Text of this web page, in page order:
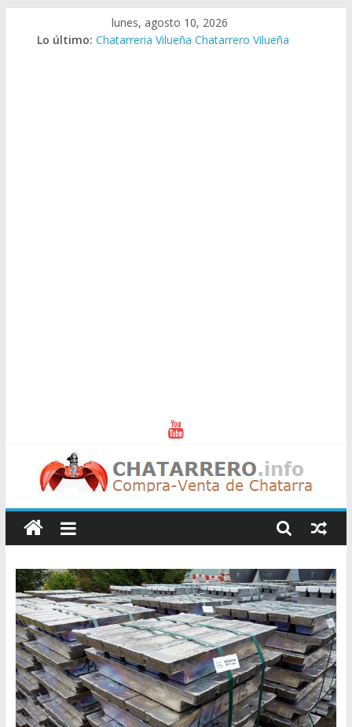
lunes, agosto 10, 2026
Lo último: Chatarreria Vilueña Chatarrero Vilueña
Chatarreros
–
Precio
de
Chatarra
Directorio